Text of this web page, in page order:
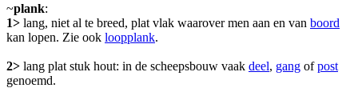
~plank:
1> lang, niet al te breed, plat vlak waarover men aan en van boord
kan lopen. Zie ook loopplank.
2> lang plat stuk hout: in de scheepsbouw vaak deel, gang ofpost
genoemd.